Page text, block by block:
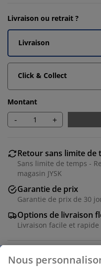
Livraison ou retrait ?
Livraison
Click & Collect
Montant
- +
Retour sans limite de
Sans limite de temps -
magasin JYSK
Garantie de prix
Garantie de prix de 30
Options de livraison
Livraison facile et rapide
RÉFÉRENCE: 2778666
Nous